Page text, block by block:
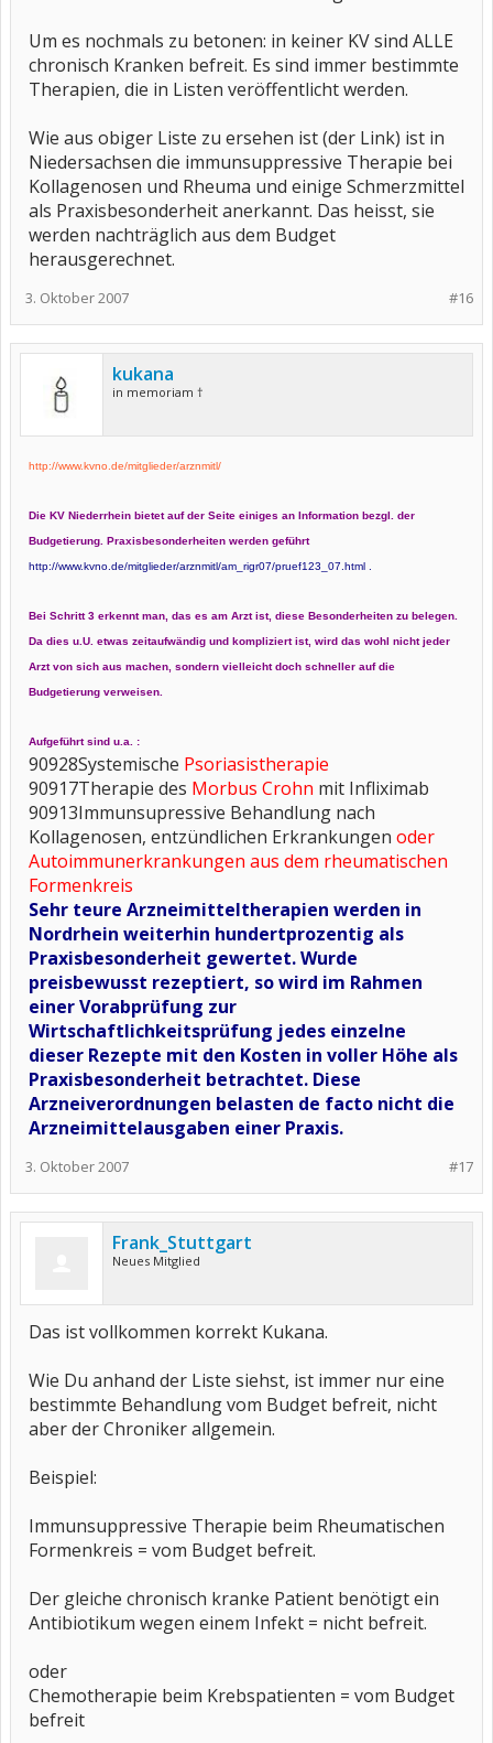
Um es nochmals zu betonen: in keiner KV sind ALLE
chronisch Kranken befreit. Es sind immer bestimmte
Therapien, die in Listen veröffentlicht werden.
Wie aus obiger Liste zu ersehen ist (der Link) ist in
Niedersachsen die immunsuppressive Therapie bei
Kollagenosen und Rheuma und einige Schmerzmittel
als Praxisbesonderheit anerkannt. Das heisst, sie
werden nachträglich aus dem Budget
herausgerechnet.
#16
3. Oktober 2007
kukana
in memoriam †
http://www.kvno.de/mitglieder/arznmitl/
Die KV Niederrhein bietet auf der Seite einiges an Information bezgl. der
Budgetierung. Praxisbesonderheiten werden geführt
http://www.kvno.de/mitglieder/arznmitl/am_rigr07/pruef123_07.html
Bei Schritt 3 erkennt man, das es am Arzt ist, diese Besonderheiten zu belegen.
Da dies u.U. etwas zeitaufwändig und kompliziert ist, wird das wohl nicht jeder
Arzt von sich aus machen, sondern vielleicht doch schneller auf die
Budgetierung verweisen.
Aufgeführt sind u.a. :
90928Systemische Psoriasistherapie
90917Therapie des Morbus Crohn mit Infliximab
90913Immunsupressive Behandlung nach
Kollagenosen, entzündlichen Erkrankungen oder
Autoimmunerkrankungen aus dem rheumatischen
Formenkreis
Sehr teure Arzneimitteltherapien werden in
Nordrhein weiterhin hundertprozentig als
Praxisbesonderheit gewertet. Wurde
preisbewusst rezeptiert, so wird im Rahmen
einer Vorabprüfung zur
Wirtschaftlichkeitsprüfung jedes einzelne
dieser Rezepte mit den Kosten in voller Höhe als
Praxisbesonderheit betrachtet. Diese
Arzneiverordnungen belasten de facto nicht die
Arzneimittelausgaben einer Praxis.
#17
3. Oktober 2007
Frank_Stuttgart
Neues Mitglied
Das ist vollkommen korrekt Kukana.
Wie Du anhand der Liste siehst, ist immer nur eine
bestimmte Behandlung vom Budget befreit, nicht
aber der Chroniker allgemein.
Beispiel:
Immunsuppressive Therapie beim Rheumatischen
Formenkreis = vom Budget befreit.
Der gleiche chronisch kranke Patient benötigt ein
Antibiotikum wegen einem Infekt = nicht befreit.
oder
Chemotherapie beim Krebspatienten = vom Budget
befreit